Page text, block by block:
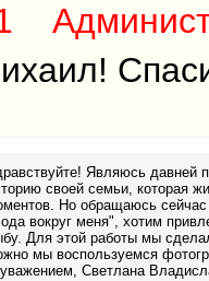
Являюсь давней
своей семьи, которая
Но обращаюсь сейчас
вокруг меня", хотим
Для этой работы мы
мы воспользуемся
Светлана